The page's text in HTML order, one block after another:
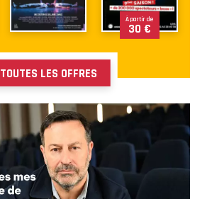
À partir de
30 €
TOUTES LES OFFRES